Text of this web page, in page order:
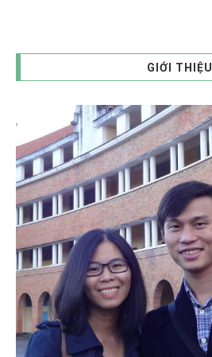
GIỚI THIỆU